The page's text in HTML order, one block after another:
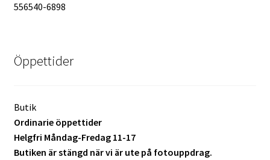
Videoöverföring / Smalfilm
Julkort
556540-6898
Öppettider
Butik
Ordinarie öppettider
Helgfri Måndag-Fredag 11-17
Butiken är stängd när vi är ute på fotouppdrag.